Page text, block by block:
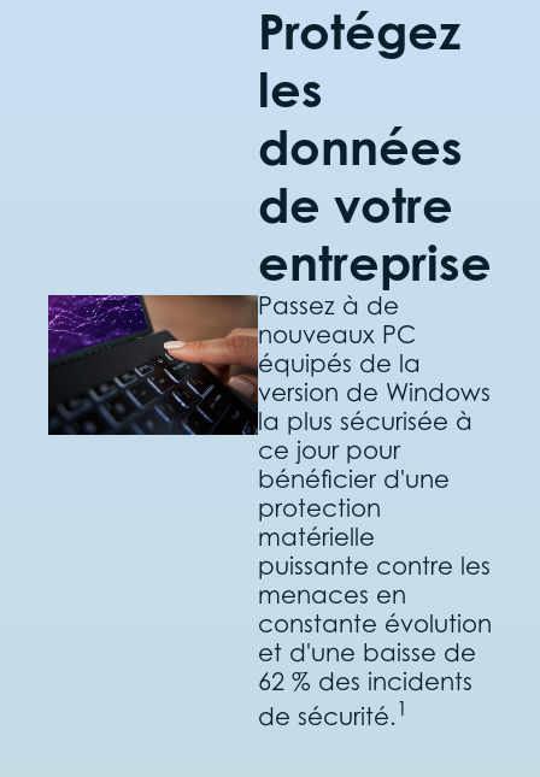
Protégez
les
données
de votre
entreprise
Passez à de
nouveaux PC
équipés de la
version de Windows
la plus sécurisée à
ce jour pour
bénéficier d'une
protection
matérielle
puissante contre les
menaces en
constante évolution
et d'une baisse de
62 % des incidents
de sécurité. 1